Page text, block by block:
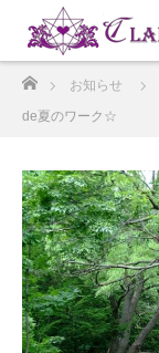
ホーム
お知らせ
de夏のワーク☆